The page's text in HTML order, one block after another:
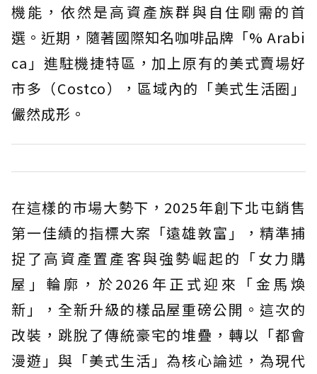
機能，依然是高資產族群與自住剛需的首
選。近期，隨著國際知名咖啡品牌「% Arabi
ca」進駐機捷特區，加上原有的美式賣場好
市多（Costco），區域內的「美式生活圈」
儼然成形。
在這樣的市場大勢下，2025年創下北屯銷售
第一佳績的指標大案「遠雄敦富」，精準捕
捉了高資產置產客與強勢崛起的「女力購
屋」輪廓，於2026年正式迎來「金馬煥
新」，全新升級的樣品屋重磅公開。這次的
改裝，跳脫了傳統豪宅的堆疊，轉以「都會
漫遊」與「美式生活」為核心論述，為現代